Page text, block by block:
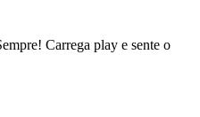
Carrega play e sente o